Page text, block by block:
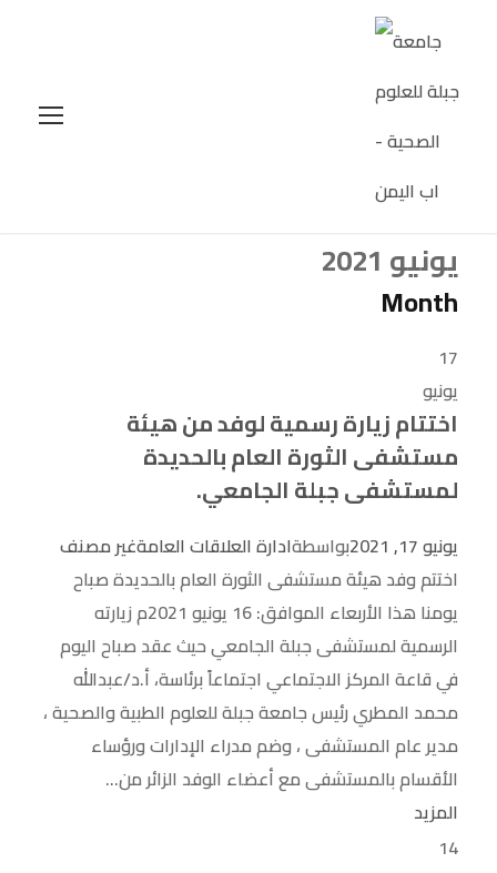
يونيو 2021
Month
17
يونيو
اختتام زيارة رسمية لوفد من هيئة
مستشفى الثورة العام بالحديدة
لمستشفى جبلة الجامعي.
يونيو 17, 2021 بواسطةادارة العلاقات العامةغير مصنف
اختتم وفد هيئة مستشفى الثورة العام بالحديدة صباح
يومنا هذا الأربعاء الموافق: 16 يونيو 2021م زيارته
الرسمية لمستشفى جبلة الجامعي حيث عقد صباح اليوم
في قاعة المركز الاجتماعي اجتماعاً برئاسة، أ.د/عبدالله
محمد المطري رئيس جامعة جبلة للعلوم الطبية والصحية ،
مدير عام المستشفى ، وضم مدراء الإدارات ورؤساء
الأقسام بالمستشفى مع أعضاء الوفد الزائر من...
المزيد
14